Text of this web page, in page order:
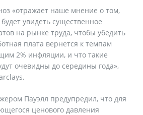
«отражает наше мнение о том,
увидеть существенное
на рынке труда, чтобы убедить
плата вернется к темпам
2% инфляции, и что такие
очевидны до середины года»,
Пауэлл предупредил, что для
ценового давления